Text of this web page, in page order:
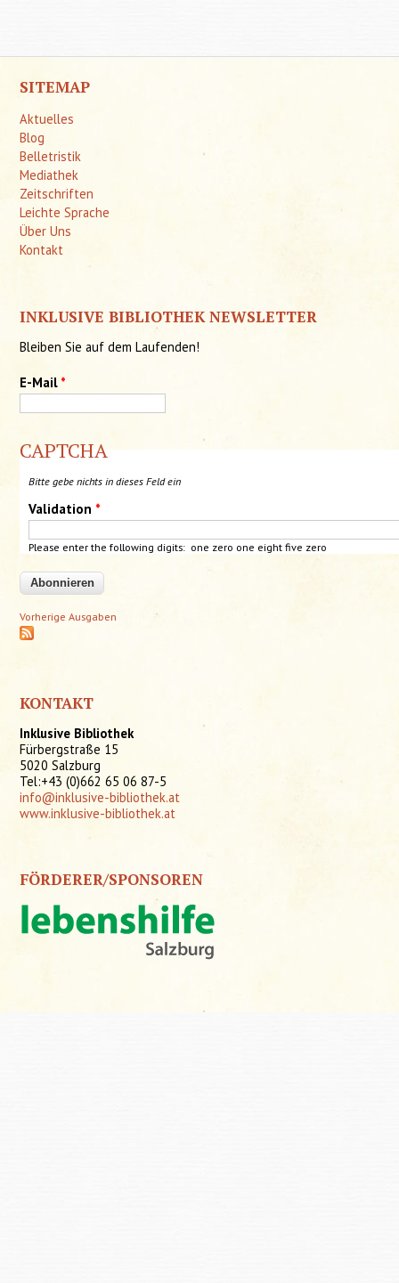
SITEMAP
Aktuelles
Blog
Belletristik
Mediathek
Zeitschriften
Leichte Sprache
Über Uns
Kontakt
INKLUSIVE BIBLIOTHEK NEWSLETTER
Bleiben Sie auf dem Laufenden!
E-Mail *
CAPTCHA
Bitte gebe nichts in dieses Feld ein
Validation *
Please enter the following digits: one zero one eight five zero
Vorherige Ausgaben
KONTAKT
Inklusive Bibliothek
Fürbergstraße 15
5020 Salzburg
Tel:+43 (0)662 65 06 87-5
info@inklusive-bibliothek.at
www.inklusive-bibliothek.at
FÖRDERER/SPONSOREN